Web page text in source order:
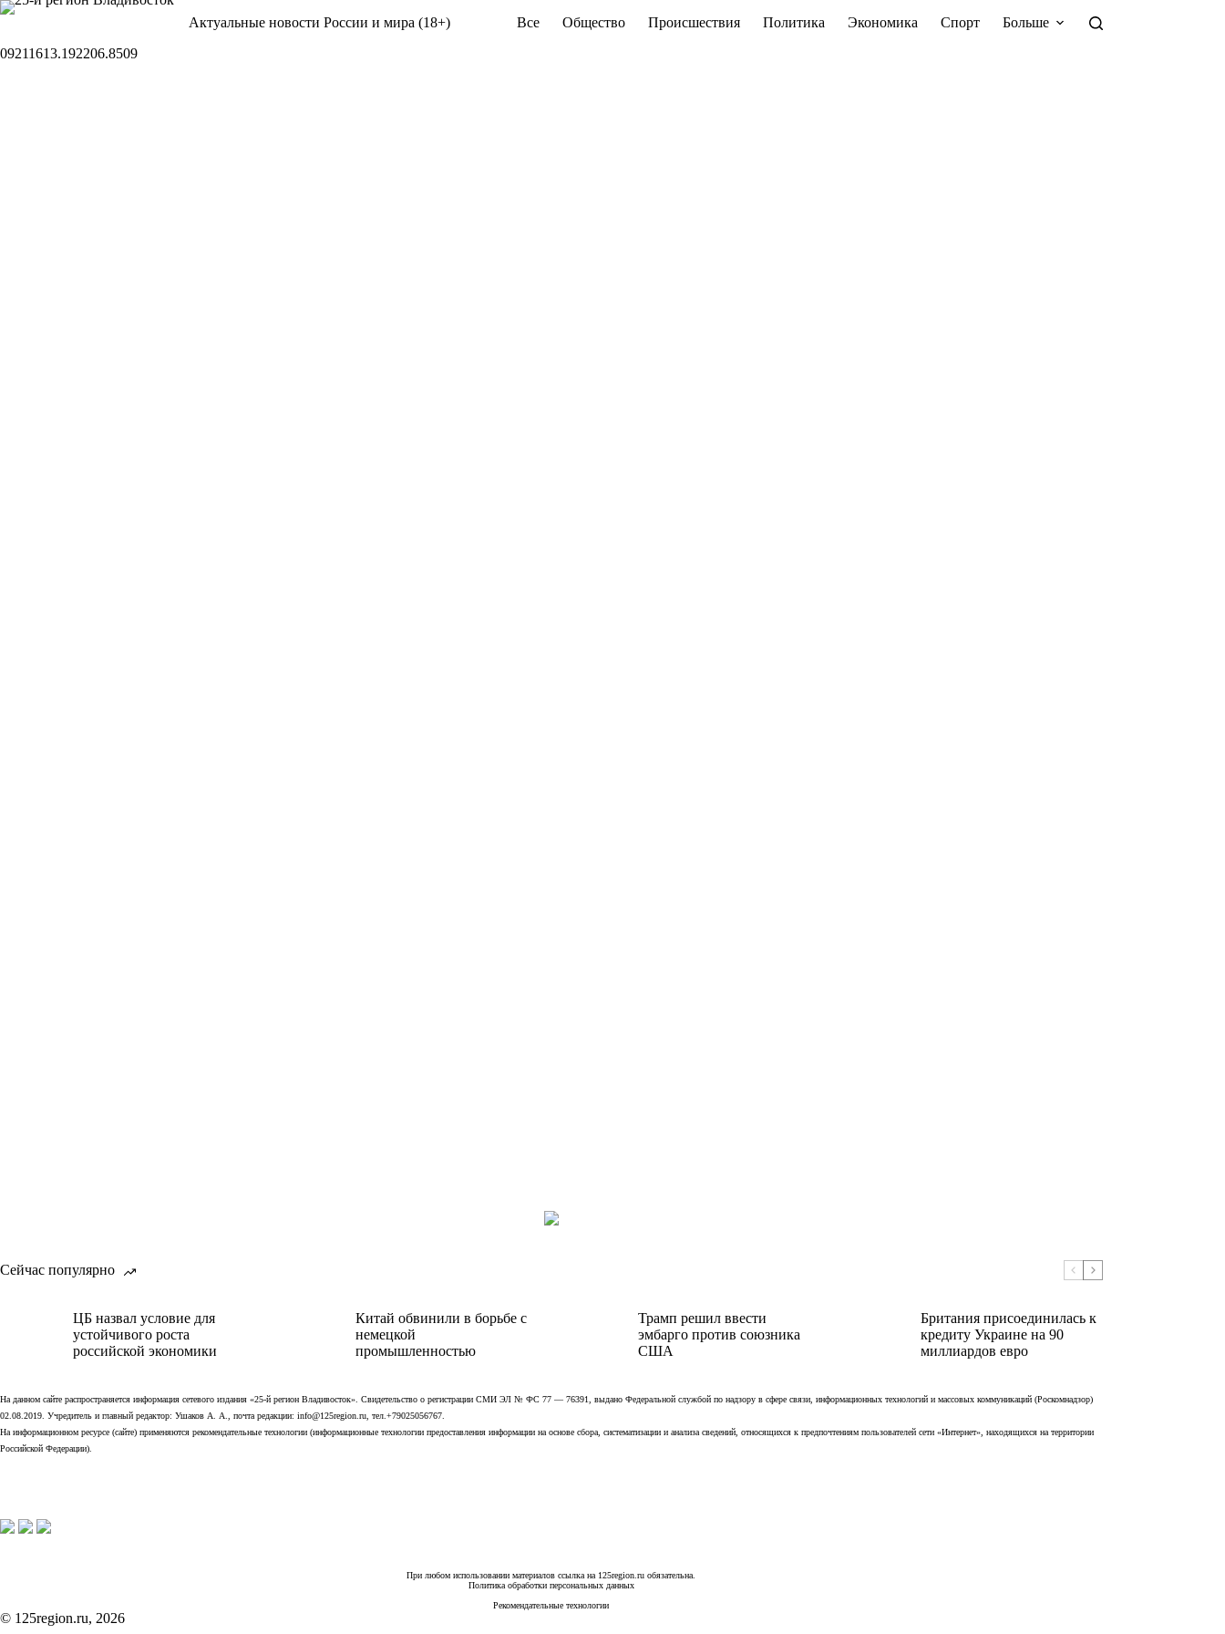
Перейти
Актуальные новости России и мира (18+) Все Общество Происшествия Политика Экономика Спорт
Больше
09211613.192206.8509
Сейчас популярно
ЦБ назвал условие для
устойчивого роста
российской экономики
Китай обвинили в борьбе с
немецкой
промышленностью
Трамп решил ввести
эмбарго против союзника
США
Британия присоединилась к
кредиту Украине на 90
миллиардов евро
На данном сайте распространяется информация сетевого издания «25-й регион Владивосток». Свидетельство о регистрации СМИ ЭЛ № ФС 77 — 76391, выдано Федеральной службой по надзору в сфере связи, информационных технологий и массовых коммуникаций (Роскомнадзор)
02.08.2019. Учредитель и главный редактор: Ушаков А. А., почта редакции: info@125region.ru, тел.+79025056767.
На информационном ресурсе (сайте) применяются рекомендательные технологии (информационные технологии предоставления информации на основе сбора, систематизации и анализа сведений, относящихся к предпочтениям пользователей сети «Интернет», находящихся на территории
Российской Федерации).
При любом использовании материалов ссылка на 125region.ru обязательна.
Политика обработки персональных данных
Рекомендательные технологии
© 125region.ru, 2026